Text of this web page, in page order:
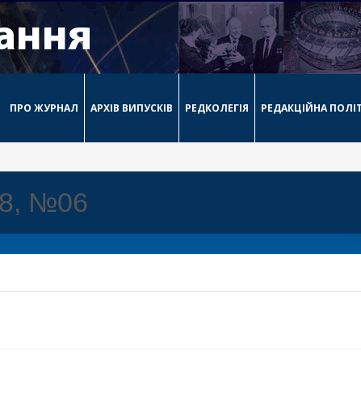
ПРО ЖУРНАЛ АРХІВ ВИПУСКІВ РЕДКОЛЕГІЯ РЕДАКЦІЙНА
№06